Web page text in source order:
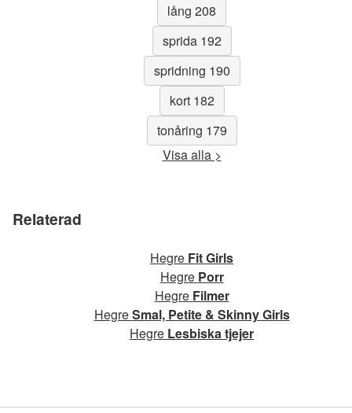
lång 208
sprida 192
spridning 190
kort 182
tonåring 179
Visa alla >
Relaterad
Hegre Fit Girls
Hegre Porr
Hegre Filmer
HegreSmal, Petite & Skinny Girls
Hegre Lesbiska tjejer